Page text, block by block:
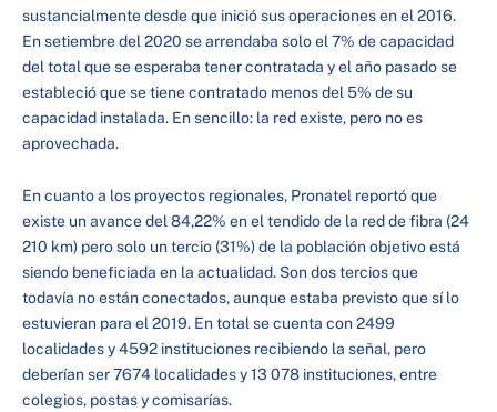
sustancialmente desde que inició sus operaciones en el 2016.
En setiembre del 2020 se arrendaba solo el 7% de capacidad
del total que se esperaba tener contratada y el año pasado se
estableció que se tiene contratado menos del 5% de su
capacidad instalada. En sencillo: la red existe, pero no es
aprovechada.
En cuanto a los proyectos regionales, Pronatel reportó que
existe un avance del 84,22% en el tendido de la red de fibra (24
210 km) pero solo un tercio (31%) de la población objetivo está
siendo beneficiada en la actualidad. Son dos tercios que
todavía no están conectados, aunque estaba previsto que sí lo
estuvieran para el 2019. En total se cuenta con 2499
localidades y 4592 instituciones recibiendo la señal, pero
deberían ser 7674 localidades y 13 078 instituciones, entre
colegios, postas y comisarías.